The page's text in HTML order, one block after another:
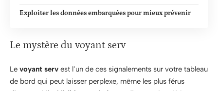
Exploiter les données embarquées pour mieux prévenir
Le mystère du voyant serv
Le voyant serv est l’un de ces signalements sur votre tableau
de bord qui peut laisser perplexe, même les plus férus